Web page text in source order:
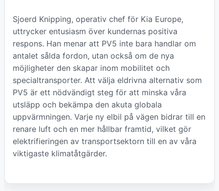
Sjoerd Knipping, operativ chef för Kia Europe,
uttrycker entusiasm över kundernas positiva
respons. Han menar att PV5 inte bara handlar om
antalet sålda fordon, utan också om de nya
möjligheter den skapar inom mobilitet och
specialtransporter. Att välja eldrivna alternativ som
PV5 är ett nödvändigt steg för att minska våra
utsläpp och bekämpa den akuta globala
uppvärmningen. Varje ny elbil på vägen bidrar till en
renare luft och en mer hållbar framtid, vilket gör
elektrifieringen av transportsektorn till en av våra
viktigaste klimatåtgärder.